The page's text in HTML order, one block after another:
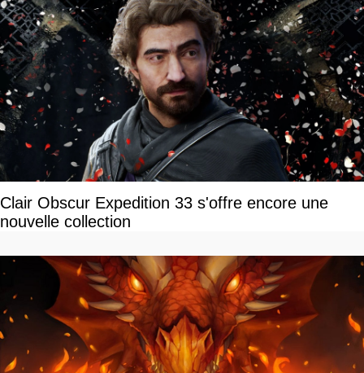
Clair Obscur Expedition 33 s'offre encore une
nouvelle collection